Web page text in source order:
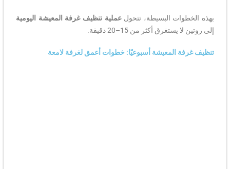
بهذه الخطوات البسيطة، تتحولعملية تنظيف غرفة المعيشة اليومية
إلى روتين لا يستغرق أكثر من 15–20 دقيقة.
تنظيف غرفة المعيشة أسبوعيًا: خطوات أعمق لغرفة لامعة